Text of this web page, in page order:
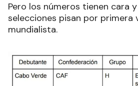
Pero los números tienen cara
selecciones pisan por primera
mundialista.